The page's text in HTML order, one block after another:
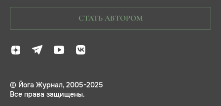
СТАТЬ АВТОРОМ
© Йога Журнал, 2005-2025
Все права защищены.